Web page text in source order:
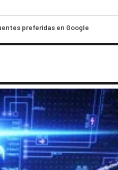
preferidas en Google